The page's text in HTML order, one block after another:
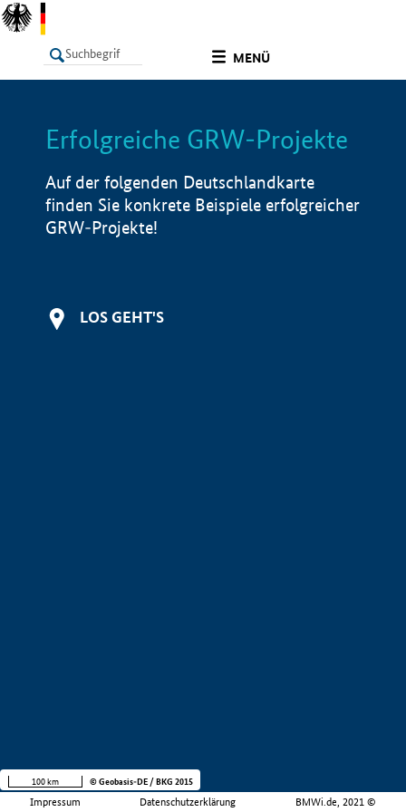
MENÜ
LISTE Info
Erfolgreiche GRW-Projekte
Auf der folgenden Deutschlandkarte
finden Sie konkrete Beispiele erfolgreicher
GRW-Projekte!
LOS GEHT'S
Impressum Datenschutzerklärung BMWi.de, 2021 ©
100 km © Geobasis-DE / BKG 2015